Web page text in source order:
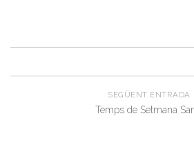
SEGÜENT ENTRADA
Temps de Setmana